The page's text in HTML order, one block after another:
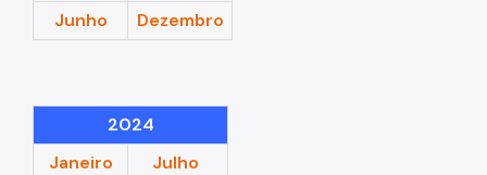
Hospedaria
Canais de Comunicação
Ouvidoria
Junho
Dezembro
2024
Janeiro
Julho